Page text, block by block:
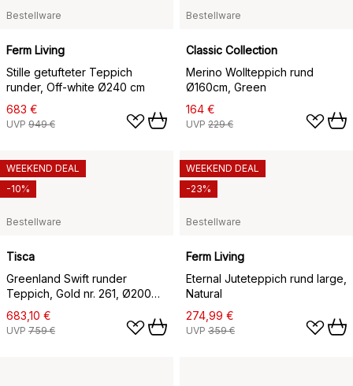
Bestellware
Ferm Living
Stille getufteter Teppich
runder, Off-white Ø240 cm
683 €
UVP 949 €
Bestellware
Classic Collection
Merino Wollteppich rund
Ø160cm, Green
164 €
UVP 229 €
Bestellware
Tisca
Greenland Swift runder
Teppich, Gold nr. 261, Ø200
cm
683,10 €
UVP 759 €
WEEKEND DEAL
-10%
Bestellware
Ferm Living
Eternal Juteteppich rund large,
Natural
274,99 €
UVP 359 €
WEEKEND DEAL
-23%